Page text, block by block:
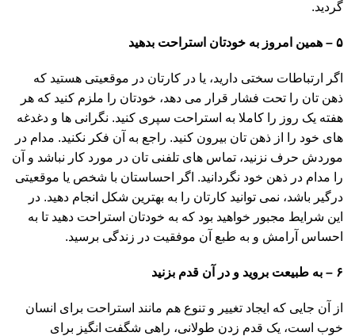
گردید.
۵ – همین امروز به خودتان استراحت بدهید
اگر ارتباطات سختی دارید، یا در کارتان در موقعیتی هستید که
ذهن تان را تحت فشار قرار می دهد، خودتان را ملزم کنید که هر
هفته یک روز را کاملا به استراحت سپری کنید. نگرانی ها و دغدغه
های خود را از ذهن تان بیرون کنید. راجع به آن فکر نکنید. مدام در
موردش حرف نزنید، تماس های تلفنی تان در مورد کار نباشد و آن
را مدام در ذهن خود نگردانید. اگر احساستان با شخص یا موقعیتی
درگیر باشد، نمی توانید کارتان را به بهترین شکل انجام دهید. در
این شرایط مجبور خواهید بود که به خودتان استراحت دهید تا به
احساس آرامش و به طبع آن موفقیت در زندگی برسید.
۶ – به طبیعت بروید و در آن قدم بزنید
از آن جایی که ایجاد تغییر و تنوع هم مانند استراحت برای انسان
خوب است، یک قدم زدن طولانی، راهی شگفت انگیز برای